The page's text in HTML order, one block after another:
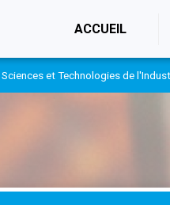
ACCUEIL
Sciences et Technologies de